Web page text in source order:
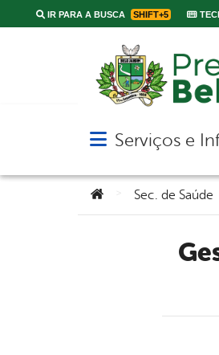
IR PARA A BUSCA SHIFT+5
Abrir menu principal
Serviços e
Você está aqui:Sec. de Saúde
Gestão Municipal continua mudando a história da Saúde de